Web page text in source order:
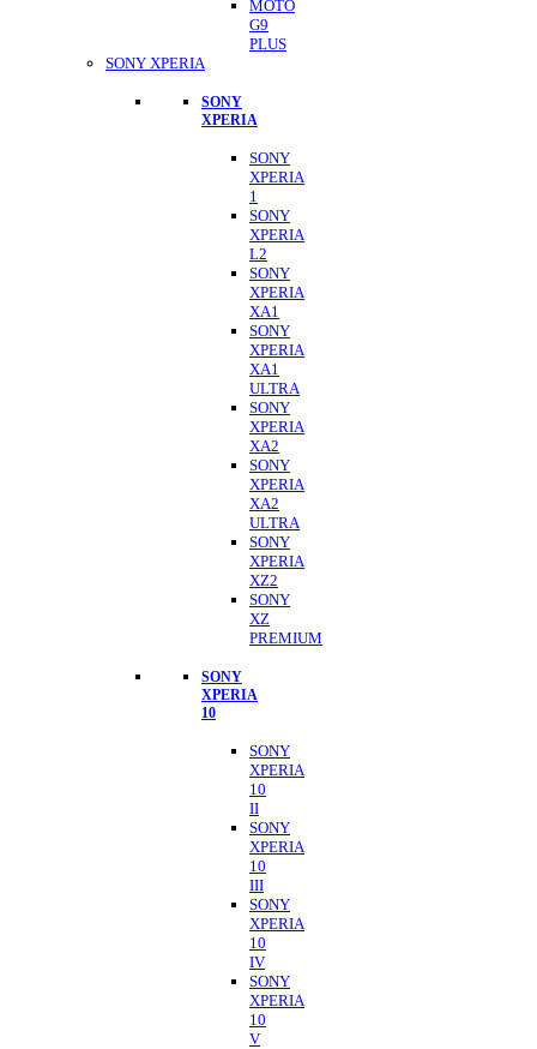
MOTO
G9
PLUS
SONY XPERIA
SONY
XPERIA
SONY
XPERIA
1
SONY
XPERIA
L2
SONY
XPERIA
XA1
SONY
XPERIA
XA1
ULTRA
SONY
XPERIA
XA2
SONY
XPERIA
XA2
ULTRA
SONY
XPERIA
XZ2
SONY
XZ
PREMIUM
SONY
XPERIA
10
SONY
XPERIA
10
II
SONY
XPERIA
10
III
SONY
XPERIA
10
IV
SONY
XPERIA
10
V